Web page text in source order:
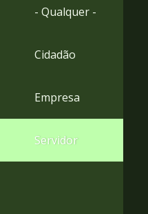
- Qualquer -
Cidadão
Empresa
Servidor